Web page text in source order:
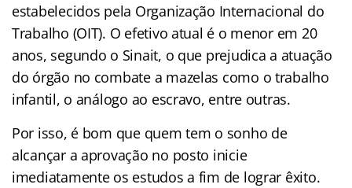
estabelecidos pela Organização Internacional do
Trabalho (OIT). O efetivo atual é o menor em 20
anos, segundo o Sinait, o que prejudica a atuação
do órgão no combate a mazelas como o trabalho
infantil, o análogo ao escravo, entre outras.
Por isso, é bom que quem tem o sonho de
alcançar a aprovação no posto inicie
imediatamente os estudos a fim de lograr êxito.